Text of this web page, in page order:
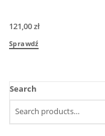
121,00zł
Sprawdź
Search